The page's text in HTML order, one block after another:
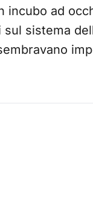
incubo ad
sistema